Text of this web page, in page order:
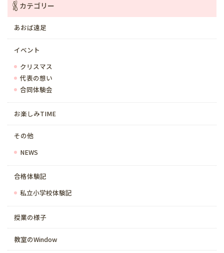
カテゴリー
あおば遠足
イベント
クリスマス
代表の想い
合同体験会
お楽しみTIME
その他
NEWS
合格体験記
私立小学校体験記
授業の様子
教室のWindow